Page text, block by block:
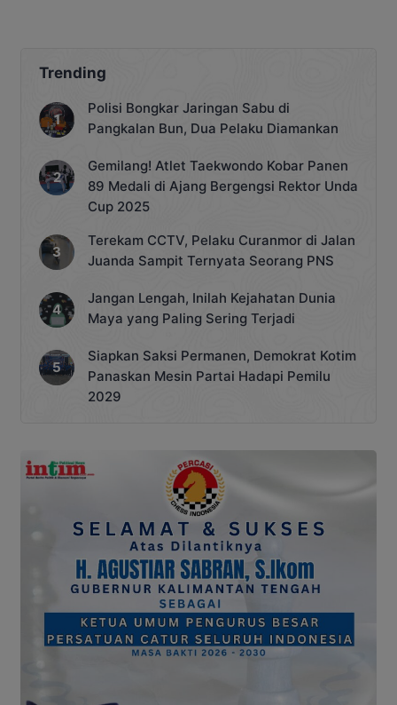
Trending
Polisi Bongkar Jaringan Sabu di
Pangkalan Bun, Dua Pelaku Diamankan
Gemilang! Atlet Taekwondo Kobar Panen
89 Medali di Ajang Bergengsi Rektor Unda
Cup 2025
Terekam CCTV, Pelaku Curanmor di Jalan
Juanda Sampit Ternyata Seorang PNS
Jangan Lengah, Inilah Kejahatan Dunia
Maya yang Paling Sering Terjadi
Siapkan Saksi Permanen, Demokrat Kotim
Panaskan Mesin Partai Hadapi Pemilu
2029